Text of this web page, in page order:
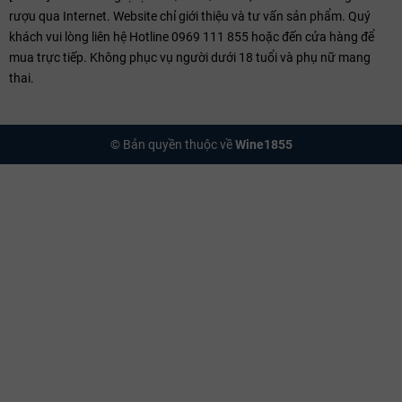
Gốc nho tiền Phylloxera quý hiếm
Hương vị đặc trưng của vang Trotte Vieille
rượu qua Internet. Website chỉ giới thiệu và tư vấn sản phẩm. Quý
khách vui lòng liên hệ Hotline 0969 111 855 hoặc đến cửa hàng để
mua trực tiếp. Không phục vụ người dưới 18 tuổi và phụ nữ mang
thai.
© Bản quyền thuộc vềWine1855